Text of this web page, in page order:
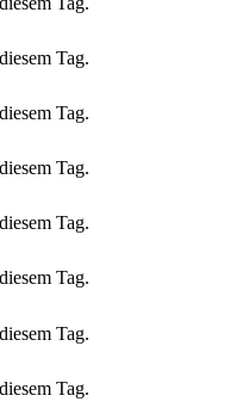
Tag.
Tag.
Tag.
Tag.
Tag.
Tag.
Tag.